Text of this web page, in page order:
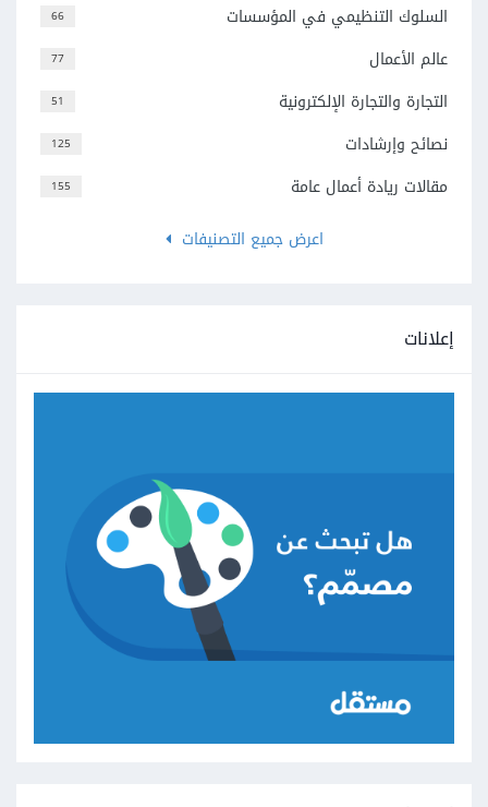
66 السلوك التنظيمي في المؤسسات
77 عالم الأعمال
51 التجارة والتجارة الإلكترونية
125 نصائح وإرشادات
155
مقالات ريادة أعمال عامة
اعرض جميع التصنيفات
إعلانات